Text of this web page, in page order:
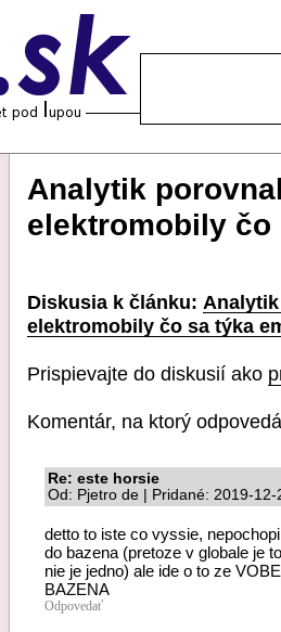
Analytik
elektromobily
Diskusia k článku:
elektromobily čo sa týka
Prispievajte do diskusií ako
Komentár, na ktorý
Re: este horsie
Od: Pjetro de | Pridané: 2019-
detto to iste co vyssie,
do bazena (pretoze v globale je
nie je jedno) ale ide o to ze
BAZENA
Odpovedať